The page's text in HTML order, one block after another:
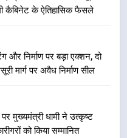
कैबिनेट के ऐतिहासिक फैसले
और निर्माण पर बड़ा एक्शन, दो
मार्ग पर अवैध निर्माण सील
मुख्यमंत्री धामी ने उत्कृष्ट
को किया सम्मानित
आर्थिक कॉरिडोर से जुड़ी
बाईपास परियोजना
मानकों से कोई समझौता
01 सितंबर से सजेगा